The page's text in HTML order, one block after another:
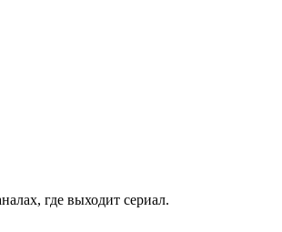
где выходит сериал.